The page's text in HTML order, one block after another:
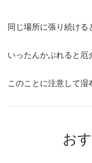
同じ場所に張り続ける
いったんかぶれると厄
このことに注意して湿
お